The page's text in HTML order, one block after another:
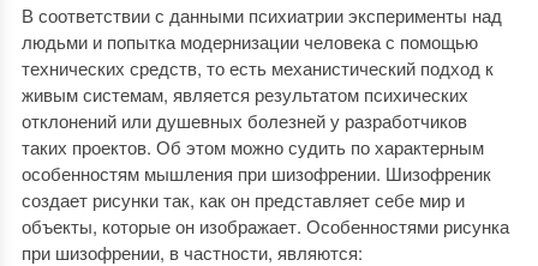
В соответствии с данными психиатрии эксперименты над
людьми и попытка модернизации человека с помощью
технических средств, то есть механистический подход к
живым системам, является результатом психических
отклонений или душевных болезней у разработчиков
таких проектов. Об этом можно судить по характерным
особенностям мышления при шизофрении. Шизофреник
создает рисунки так, как он представляет себе мир и
объекты, которые он изображает. Особенностями рисунка
при шизофрении, в частности, являются: